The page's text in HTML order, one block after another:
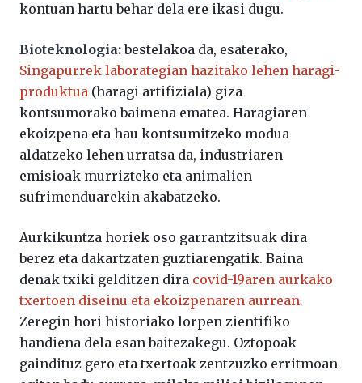
kontuan hartu behar dela ere ikasi dugu.
Bioteknologia:bestelakoa da, esaterako,
Singapurrek laborategian hazitako lehen haragi-
produktua (haragi artifiziala) giza
kontsumorako baimena ematea. Haragiaren
ekoizpena eta hau kontsumitzeko modua
aldatzeko lehen urratsa da, industriaren
emisioak murrizteko eta animalien
sufrimenduarekin akabatzeko.
Aurkikuntza horiek oso garrantzitsuak dira
berez eta dakartzaten guztiarengatik. Baina
denak txiki gelditzen dira covid-19aren aurkako
txertoen diseinu eta ekoizpenaren aurrean.
Zeregin hori historiako lorpen zientifiko
handiena dela esan baitezakegu. Oztopoak
gaindituz gero eta txertoak zentzuzko erritmoan